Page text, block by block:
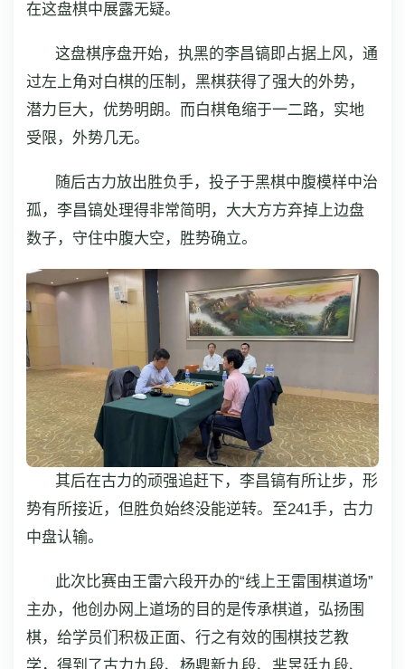
在这盘棋中展露无疑。
这盘棋序盘开始，执黑的李昌镐即占据上风，通
过左上角对白棋的压制，黑棋获得了强大的外势，
潜力巨大，优势明朗。而白棋龟缩于一二路，实地
受限，外势几无。
随后古力放出胜负手，投子于黑棋中腹模样中治
孤，李昌镐处理得非常简明，大大方方弃掉上边盘
数子，守住中腹大空，胜势确立。
其后在古力的顽强追赶下，李昌镐有所让步，形
势有所接近，但胜负始终没能逆转。至241手，古力
中盘认输。
此次比赛由王雷六段开办的“线上王雷围棋道场”
主办，他创办网上道场的目的是传承棋道，弘扬围
棋，给学员们积极正面、行之有效的围棋技艺教